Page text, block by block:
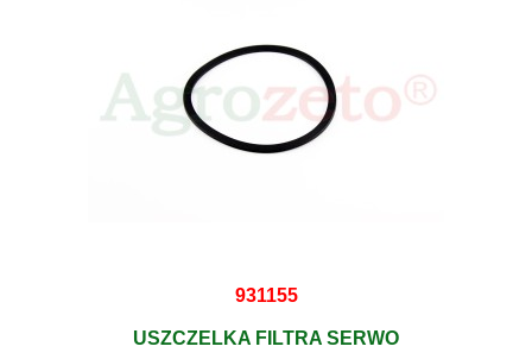
931155
USZCZELKA FILTRA SERWO